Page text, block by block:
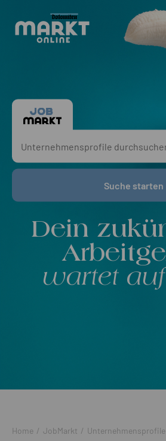
Dein
wartet
Suche starten
Home / JobMarkt / Unternehmensprofile